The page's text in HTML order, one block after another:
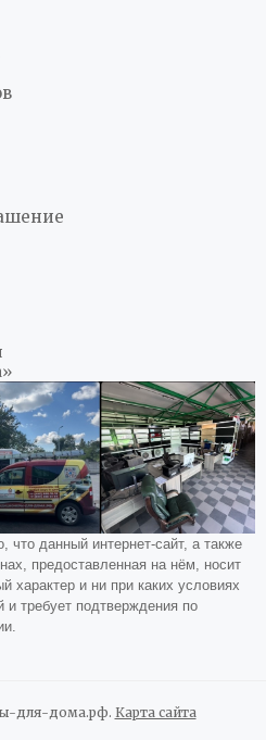
данный интернет-сайт, а также
предоставленная на нём, носит
характер и ни при каких условиях
и требует подтверждения по
для-дома.рф. Карта сайта